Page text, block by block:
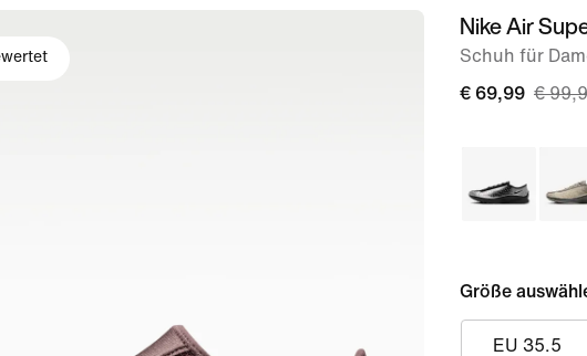
Bild 1Nike Air
Schuh für
€ 69,99 €
Größe
EU 35.5